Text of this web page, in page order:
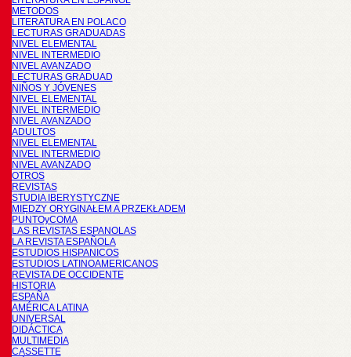
METODOS
LITERATURA EN POLACO
LECTURAS GRADUADAS
NIVEL ELEMENTAL
NIVEL INTERMEDIO
NIVEL AVANZADO
LECTURAS GRADUAD
NIÑOS Y JÓVENES
NIVEL ELEMENTAL
NIVEL INTERMEDIO
NIVEL AVANZADO
ADULTOS
NIVEL ELEMENTAL
NIVEL INTERMEDIO
NIVEL AVANZADO
OTROS
REVISTAS
STUDIA IBERYSTYCZNE
MIĘDZY ORYGINAŁEM A PRZEKŁADEM
PUNTOyCOMA
LAS REVISTAS ESPANOLAS
LA REVISTA ESPAÑOLA
ESTUDIOS HISPANICOS
ESTUDIOS LATINOAMERICANOS
REVISTA DE OCCIDENTE
HISTORIA
ESPAÑA
AMÉRICA LATINA
UNIVERSAL
DIDÁCTICA
MULTIMEDIA
CASSETTE